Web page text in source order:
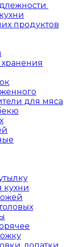
продуктов
для мяса
кухни